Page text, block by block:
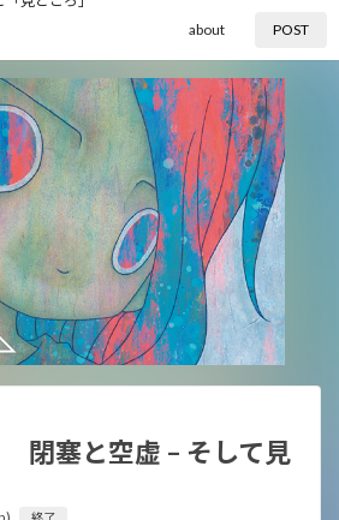
about POST
塞と空虚 – そして見